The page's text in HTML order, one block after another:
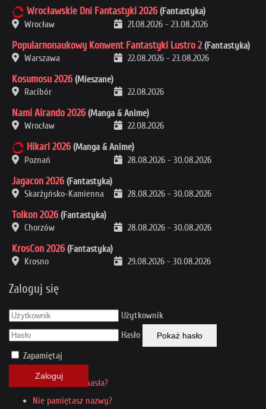
Wrocławskie Dni Fantastyki 2026 (Fantastyka)
Wrocław
21.08.2026 - 23.08.2026
Popularnonaukowy Konwent Fantastyki Lustro 2 (Fantastyka)
Warszawa
22.08.2026 - 23.08.2026
Kosumosu 2026 (Mieszane)
Racibór
22.08.2026
Nami Airando 2026 (Manga & Anime)
Wrocław
22.08.2026
Hikari 2026 (Manga & Anime)
Poznań
28.08.2026 - 30.08.2026
Jagacon 2026 (Fantastyka)
Skarżyńsko-Kamienna
28.08.2026 - 30.08.2026
Tolkon 2026 (Fantastyka)
Chorzów
28.08.2026 - 30.08.2026
KrosCon 2026 (Fantastyka)
Krosno
29.08.2026 - 30.08.2026
Zaloguj się
Użytkownik
Hasło
Pokaż hasło
Zapamiętaj
Zaloguj
Nie pamiętasz hasła?
Nie pamiętasz nazwy?